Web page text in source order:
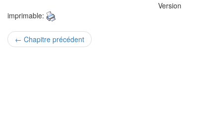
Version
imprimable:
← Chapitre précédent